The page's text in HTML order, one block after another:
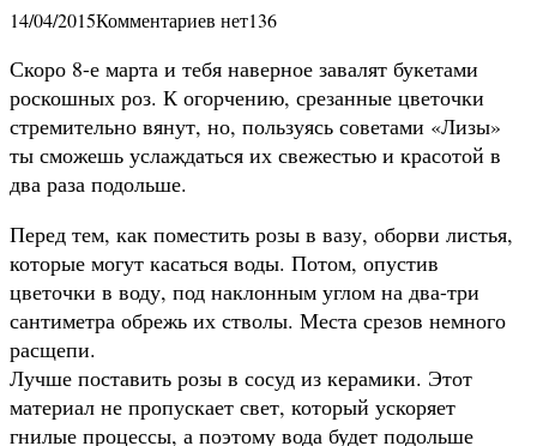
14/04/2015Комментариев нет136
Скоро 8-е марта и тебя наверное завалят букетами
роскошных роз. К огорчению, срезанные цветочки
стремительно вянут, но, пользуясь советами «Лизы»
ты сможешь услаждаться их свежестью и красотой в
два раза подольше.
Перед тем, как поместить розы в вазу, оборви листья,
которые могут касаться воды. Потом, опустив
цветочки в воду, под наклонным углом на два-три
сантиметра обрежь их стволы. Места срезов немного
расщепи.
Лучше поставить розы в сосуд из керамики. Этот
материал не пропускает свет, который ускоряет
гнилые процессы, а поэтому вода будет подольше